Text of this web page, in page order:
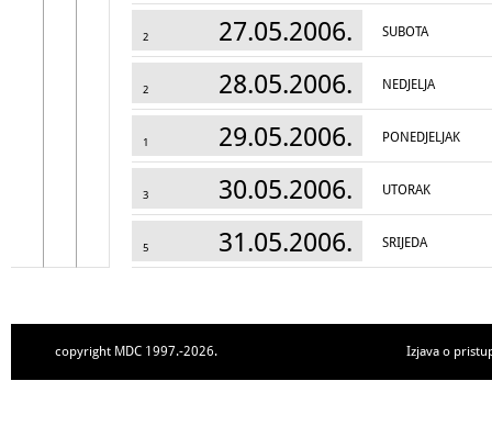
2 27.05.2006. SUBOTA
2 28.05.2006. NEDJELJA
1 29.05.2006. PONEDJELJAK
3 30.05.2006. UTORAK
5 31.05.2006. SRIJEDA
copyright MDC 1997.-2026. Izjava o